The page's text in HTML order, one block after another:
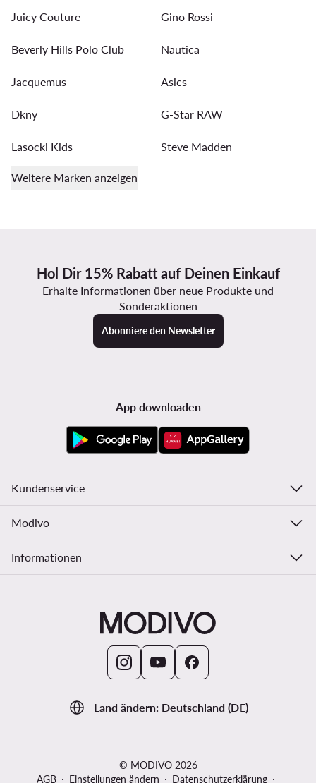
Juicy Couture Gino Rossi
Beverly Hills Polo Club Nautica
Jacquemus Asics
Dkny G-Star RAW
Lasocki Kids Steve Madden
Weitere Marken anzeigen
Hol Dir 15% Rabatt auf Deinen Einkauf
Erhalte Informationen über neue Produkte und
Sonderaktionen
Abonniere den Newsletter
Land ändern: Deutschland (DE)
App downloaden
Kundenservice
Modivo
Informationen
© MODIVO 2026
AGB
Einstellungen ändern Datenschutzerklärung